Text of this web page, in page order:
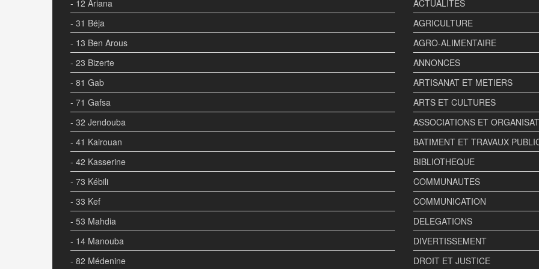
- 12 Ariana
- 31 Béja
- 13 Ben Arous
- 23 Bizerte
- 81 Gab
- 71 Gafsa
- 32 Jendouba
- 41 Kairouan
- 42 Kasserine
- 73 Kébili
- 33 Kef
- 53 Mahdia
- 14 Manouba
- 82 Médenine
ACTUALITES
AGRICULTURE
AGRO-ALIMENTAIRE
ANNONCES
ARTISANAT ET METIERS
ARTS ET CULTURES
ASSOCIATIONS ET
BATIMENT ET TRAVAUX
BIBLIOTHEQUE
COMMUNAUTES
COMMUNICATION
DELEGATIONS
DIVERTISSEMENT
DROIT ET JUSTICE